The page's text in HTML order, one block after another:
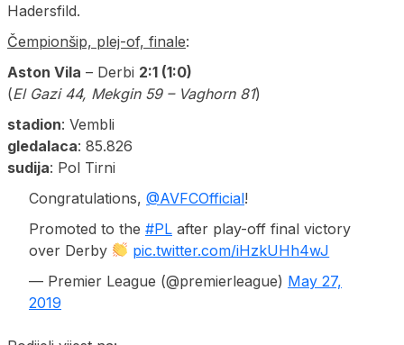
Hadersfild.
Čempionšip, plej-of, finale:
Aston Vila – Derbi 2:1 (1:0)
(El Gazi 44, Mekgin 59 – Vaghorn 81)
stadion: Vembli
gledalaca: 85.826
sudija: Pol Tirni
Congratulations, @AVFCOfficial!
Promoted to the #PL after play-off final victory
over Derby
pic.twitter.com/iHzkUHh4wJ
— Premier League (@premierleague) May 27,
2019